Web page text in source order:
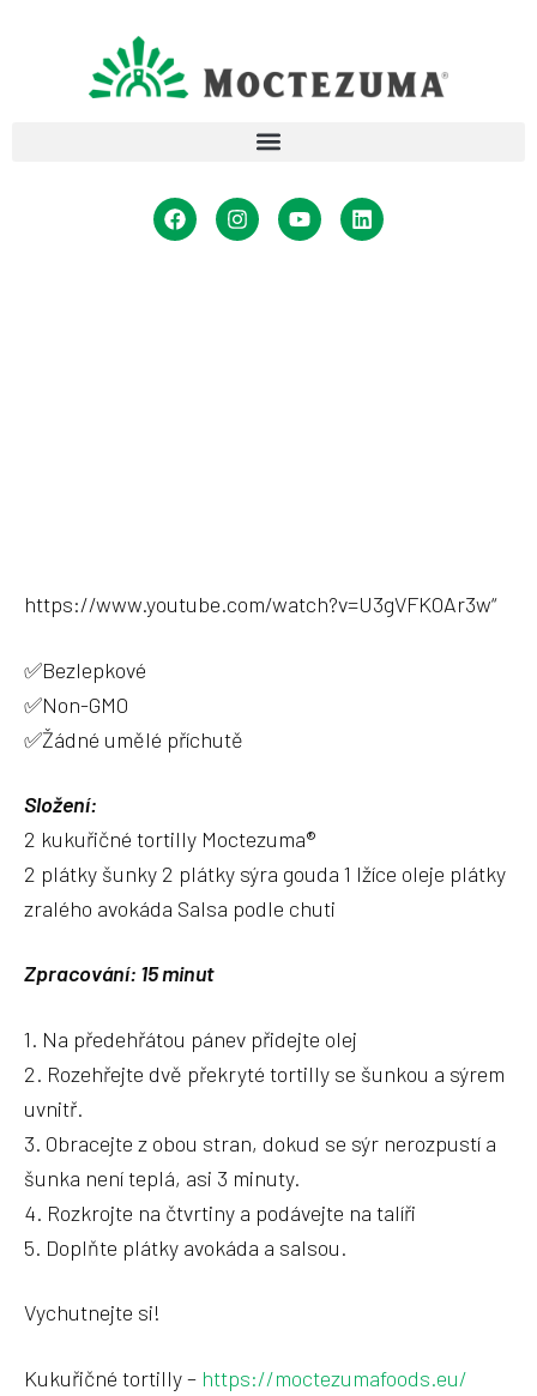
https://www.youtube.com/watch?v=U3gVFKOAr3w“
✅Bezlepkové
✅Non-GMO
✅Žádné umělé příchutě
Složení:
2 kukuřičné tortilly Moctezuma®
2 plátky šunky 2 plátky sýra gouda 1 lžíce oleje plátky
zralého avokáda Salsa podle chuti
Zpracování: 15 minut
1. Na předehřátou pánev přidejte olej
2. Rozehřejte dvě překryté tortilly se šunkou a sýrem
uvnitř.
3. Obracejte z obou stran, dokud se sýr nerozpustí a
šunka není teplá, asi 3 minuty.
4. Rozkrojte na čtvrtiny a podávejte na talíři
5. Doplňte plátky avokáda a salsou.
Vychutnejte si!
Kukuřičné tortilly – https://moctezumafoods.eu/